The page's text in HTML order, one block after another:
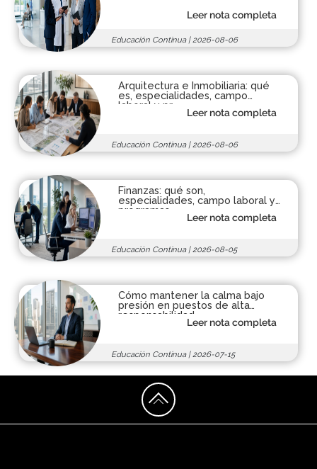
Leer nota completa
Educación Continua|2026-08-06
Arquitectura e Inmobiliaria: qué
es, especialidades, campo
laboral y pr...
Leer nota completa
Educación Continua|2026-08-06
Finanzas: qué son,
especialidades, campo laboral y
programas
Leer nota completa
Educación Continua|2026-08-05
Cómo mantener la calma bajo
presión en puestos de alta
responsabilidad
Leer nota completa
Educación Continua|2026-07-15